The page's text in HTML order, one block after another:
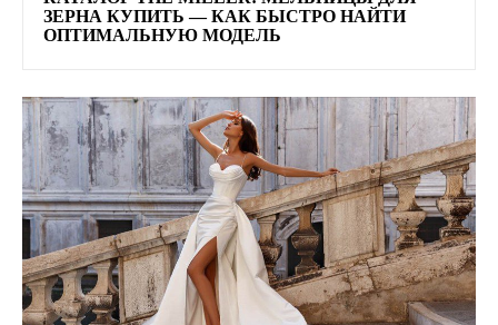
ЗЕРНА КУПИТЬ — КАК БЫСТРО НАЙТИ
ОПТИМАЛЬНУЮ МОДЕЛЬ